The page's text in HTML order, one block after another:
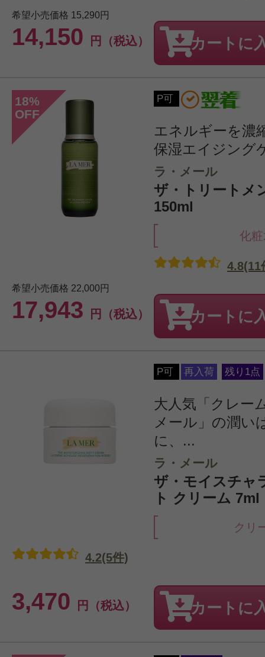
希望小売価格 15,290円
14,150 円（税込） カートに
18%
OFF
P可
エネルギーを濃
保湿エイジング
ラ・メール
ザ・トリートメ
150ml
化
希望小売価格 22,000円
17,943 円（税込）
4.8(11
カートに
P可 再入荷 残り1点
大人気「クレー
メール」の潤い
に、...
ラ・メール
ザ・モイスチャ
ト クリーム 7ml
クリ
3,470 円（税込）
4.2(5件)
カートに